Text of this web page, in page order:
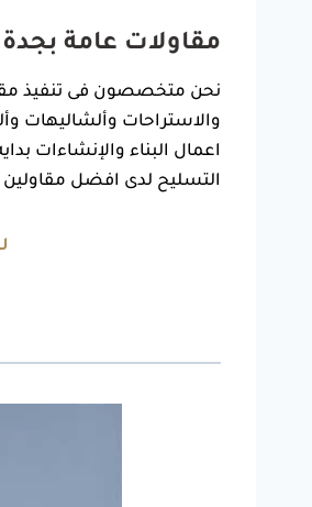
مقاولات عامة بجدة
نحن متخصصون فى تنفيذ
والاستراحات ‏وألشاليهات
اعمال البناء والإنشاءات
‏التسليح لدى افضل